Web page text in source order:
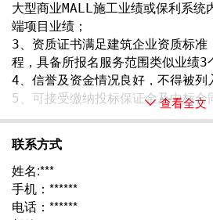
大型商业MALL施工业绩或保利系统
端项目业绩；
3、资质证书满足建筑企业资质标准
程，具备所报名服务范围类似业绩3
4、信誉及资金情况良好，不得被列
5、可接受缴纳投标保证金及中标合
查看全文
联系方式
姓名:***
手机：******
电话：******